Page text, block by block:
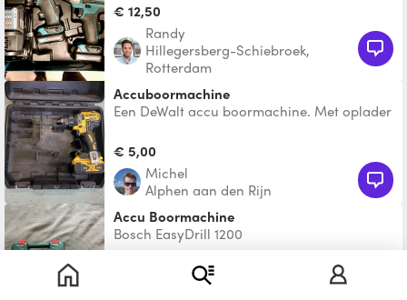
€ 12,50
Randy
Hillegersberg-Schiebroek,
Rotterdam
Accuboormachine
Een DeWalt accu boormachine. Met oplader
€ 5,00
Michel
Alphen aan den Rijn
Accu Boormachine
Bosch EasyDrill 1200